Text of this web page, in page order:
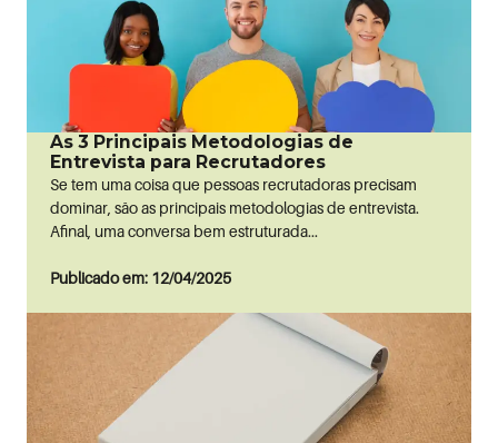
As 3 Principais Metodologias de
Entrevista para Recrutadores
Se tem uma coisa que pessoas recrutadoras precisam
dominar, são as principais metodologias de entrevista.
Afinal, uma conversa bem estruturada...
Publicado em: 12/04/2025